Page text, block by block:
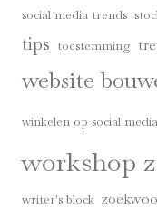
social media trends
tips toestemming
website
winkelen op social media
workshop
writer's block